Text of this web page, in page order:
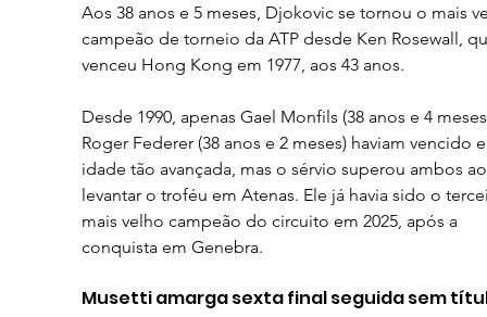
Aos 38 anos e 5 meses, Djokovic se tornou o mais
campeão de torneio da ATP desde Ken Rosewall,
venceu Hong Kong em 1977, aos 43 anos.
Desde 1990, apenas Gael Monfils (38 anos e 4
Roger Federer (38 anos e 2 meses) haviam vencido
idade tão avançada, mas o sérvio superou ambos
levantar o troféu em Atenas. Ele já havia sido o
mais velho campeão do circuito em 2025, após a
conquista em Genebra.
Musetti amarga sexta final seguida sem